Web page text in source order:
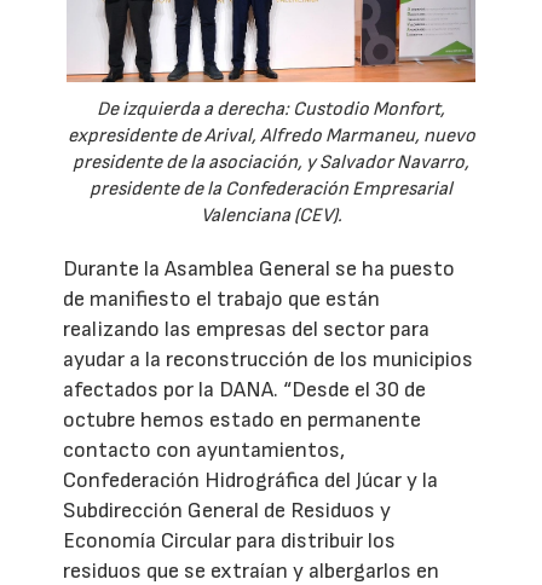
De izquierda a derecha: Custodio Monfort,
expresidente de Arival, Alfredo Marmaneu, nuevo
presidente de la asociación, y Salvador Navarro,
presidente de la Confederación Empresarial
Valenciana (CEV).
Durante la Asamblea General se ha puesto
de manifiesto el trabajo que están
realizando las empresas del sector para
ayudar a la reconstrucción de los municipios
afectados por la DANA. “Desde el 30 de
octubre hemos estado en permanente
contacto con ayuntamientos,
Confederación Hidrográfica del Júcar y la
Subdirección General de Residuos y
Economía Circular para distribuir los
residuos que se extraían y albergarlos en